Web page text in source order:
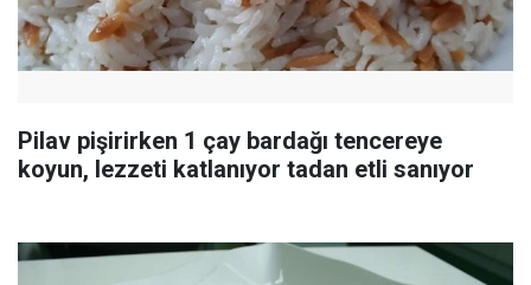
Pilav pişirirken 1 çay bardağı tencereye
koyun, lezzeti katlanıyor tadan etli sanıyor